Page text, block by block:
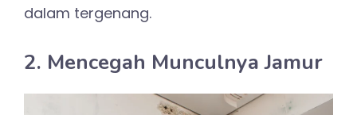
dalam tergenang.
2. Mencegah Munculnya Jamur